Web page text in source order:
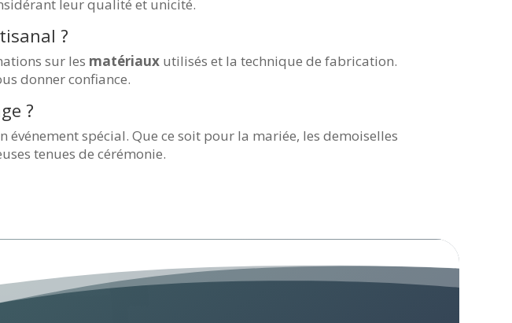
leur qualité et unicité.
?
sur les matériaux utilisés et la technique de fabrication.
donner confiance.
?
spécial. Que ce soit pour la mariée, les demoiselles
tenues de cérémonie.